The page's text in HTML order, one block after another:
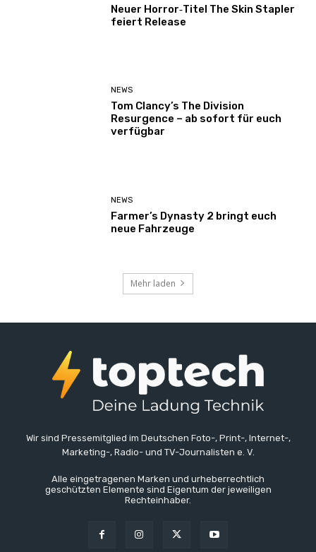
Neuer Horror‑Titel The Skin Stapler
feiert Release
NEWS
Tom Clancy’s The Division
Resurgence – ab sofort für euch
verfügbar
NEWS
Farmer’s Dynasty 2 bringt euch
neue Fahrzeuge
Mehr laden
Wir sind Pressemitglied im Deutschen Foto-, Print-, Internet-,
Marketing-, Radio- und TV-Journalisten e. V.
Alle eingetragenen Marken und urheberrechtlich
geschützten Elemente sind Eigentum der jeweiligen
Rechteinhaber.